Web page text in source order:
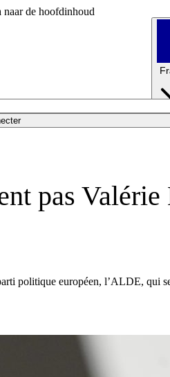
naar de hoofdinhoud
pas
politique européen, l’ALDE, qui